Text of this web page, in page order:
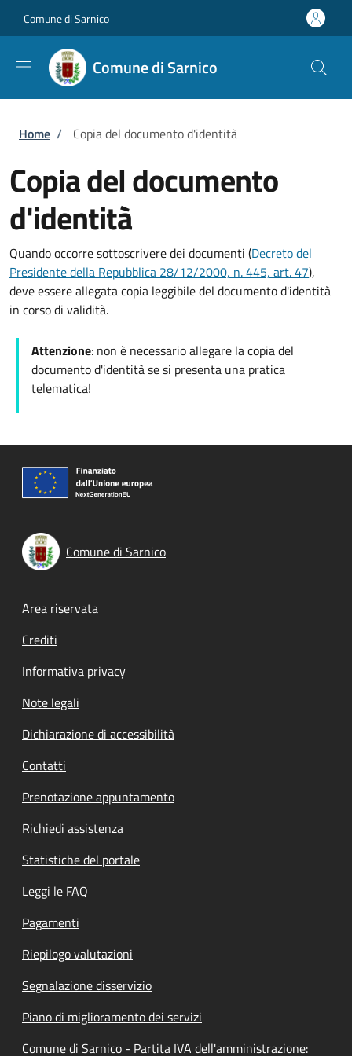
Comune di Sarnico
Comune di Sarnico
Briciole di pane
Home / Copia del documento d'identità
Copia del documento
d'identità
Quando occorre sottoscrivere dei documenti (Decreto del
Presidente della Repubblica 28/12/2000, n. 445, art. 47),
deve essere allegata copia leggibile del documento d'identità
in corso di validità.
Attenzione: non è necessario allegare la copia del
documento d'identità se si presenta una pratica
telematica!
Comune di Sarnico
Footer menu
Area riservata
Crediti
Informativa privacy
Note legali
Dichiarazione di accessibilità
Contatti
Prenotazione appuntamento
Richiedi assistenza
Statistiche del portale
Leggi le FAQ
Pagamenti
Riepilogo valutazioni
Segnalazione disservizio
Piano di miglioramento dei servizi
Comune di Sarnico - Partita IVA dell'amministrazione: